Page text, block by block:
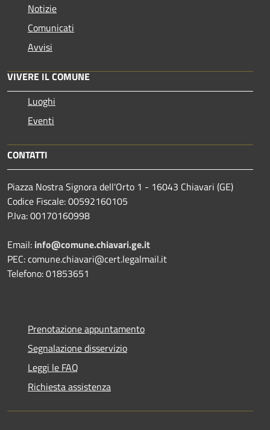
Notizie
Comunicati
Avvisi
VIVERE IL COMUNE
Luoghi
Eventi
CONTATTI
Piazza Nostra Signora dell'Orto 1 - 16043 Chiavari (GE)
Codice Fiscale: 00592160105
P.Iva: 00170160998
Email: info@comune.chiavari.ge.it
PEC: comune.chiavari@cert.legalmail.it
Telefono: 01853651
Prenotazione appuntamento
Segnalazione disservizio
Leggi le FAQ
Richiesta assistenza